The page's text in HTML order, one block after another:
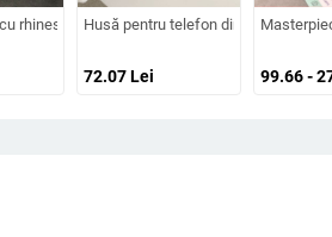
în diverse culori
completă, verde fluorescent
gravat în relief, portabilă, anti-cadere, pentru
rhinestones pentru iPhone 17 Pro Max,
Husă pentru telefon din pluș cu
72.07Lei 99.66 -